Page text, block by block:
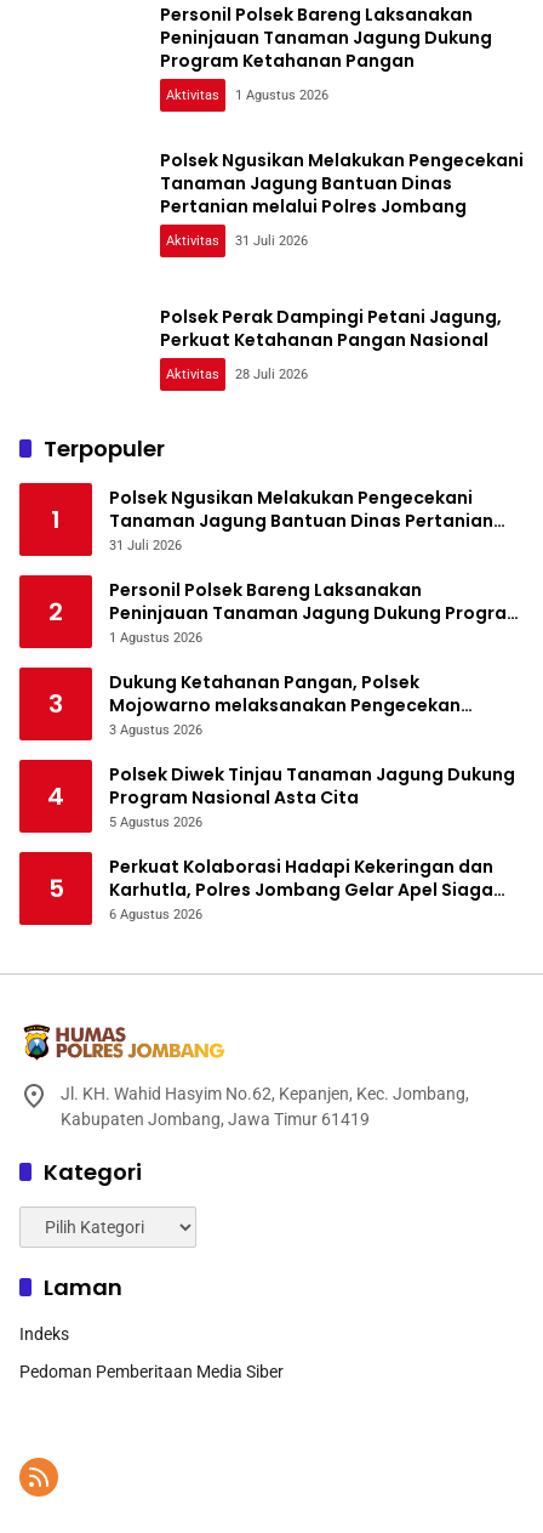
Personil Polsek Bareng Laksanakan
Peninjauan Tanaman Jagung Dukung
Program Ketahanan Pangan
Aktivitas 1 Agustus 2026
Polsek Ngusikan Melakukan Pengecekani
Tanaman Jagung Bantuan Dinas
Pertanian melalui Polres Jombang
Aktivitas 31 Juli 2026
Polsek Perak Dampingi Petani Jagung,
Perkuat Ketahanan Pangan Nasional
Aktivitas 28 Juli 2026
Terpopuler
1
Polsek Ngusikan Melakukan Pengecekani
Tanaman Jagung Bantuan Dinas Pertanian
melalui Polres Jombang
31 Juli 2026
2
Personil Polsek Bareng Laksanakan
Peninjauan Tanaman Jagung Dukung Program
Ketahanan Pangan
1 Agustus 2026
3
Dukung Ketahanan Pangan, Polsek
Mojowarno melaksanakan Pengecekan
Tanaman Jagung
3 Agustus 2026
4
Polsek Diwek Tinjau Tanaman Jagung Dukung
Program Nasional Asta Cita
5 Agustus 2026
5
Perkuat Kolaborasi Hadapi Kekeringan dan
Karhutla, Polres Jombang Gelar Apel Siaga
Bencana
6 Agustus 2026
Jl. KH. Wahid Hasyim No.62, Kepanjen, Kec. Jombang,
Kabupaten Jombang, Jawa Timur 61419
Kategori
Kategori
Laman
Indeks
Pedoman Pemberitaan Media Siber